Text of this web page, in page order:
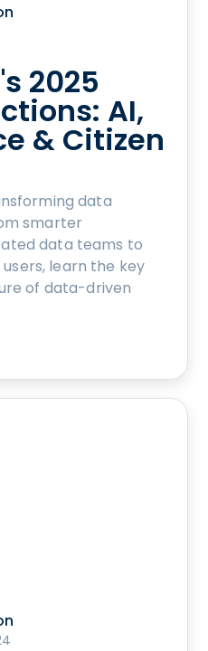
2025
AI,
& Citizen
data
smarter
data teams to
learn the key
of data-driven